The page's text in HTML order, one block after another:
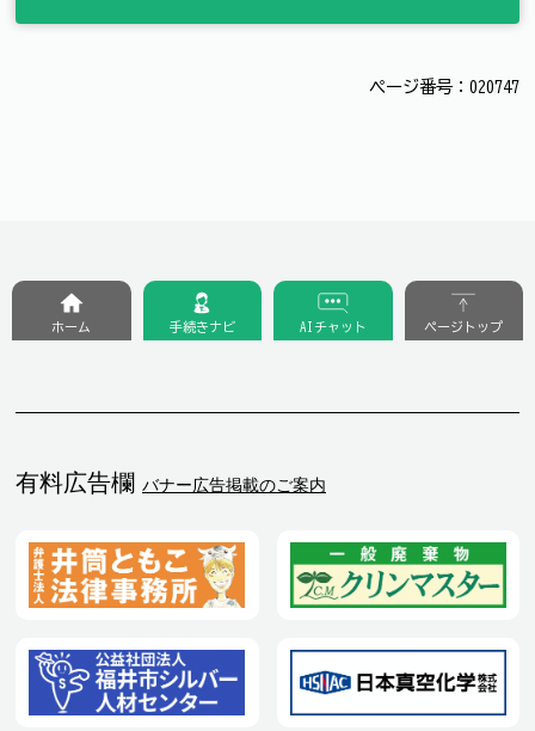
ページ番号：020747
有料広告欄 バナー広告掲載のご案内
ホーム 手続きナビ AIチャット ページトップ